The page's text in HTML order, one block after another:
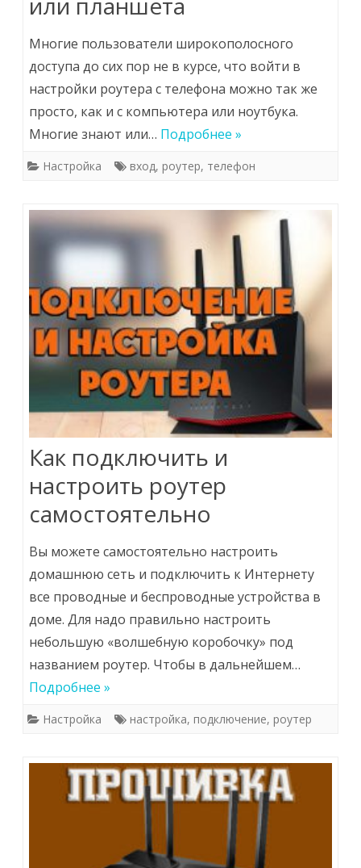
Многие пользователи широкополосного
доступа до сих пор не в курсе, что войти в
настройки роутера с телефона можно так же
просто, как и с компьютера или ноутбука.
Многие знают или… Подробнее »
Настройка вход, роутер, телефон
Как подключить и
настроить роутер
самостоятельно
Вы можете самостоятельно настроить
домашнюю сеть и подключить к Интернету
все проводные и беспроводные устройства в
доме. Для надо правильно настроить
небольшую «волшебную коробочку» под
названием роутер. Чтобы в дальнейшем…
Подробнее »
Настройка настройка, подключение, роутер